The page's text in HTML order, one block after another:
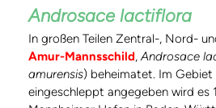
Androsace lactiflora
In großen Teilen Zentral-, Nord-
Amur-Mannsschild,Androsace
amurensis) beheimatet. Im
eingeschleppt angegeben wird es